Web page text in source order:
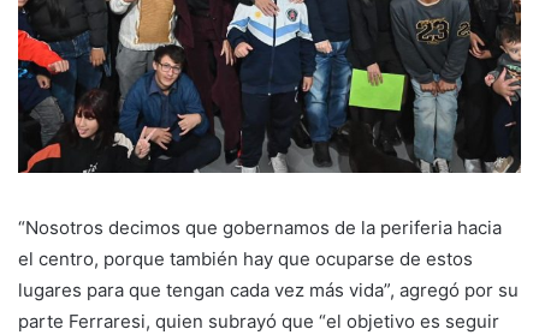
“Nosotros decimos que gobernamos de la periferia hacia
el centro, porque también hay que ocuparse de estos
lugares para que tengan cada vez más vida”, agregó por su
parte Ferraresi, quien subrayó que “el objetivo es seguir